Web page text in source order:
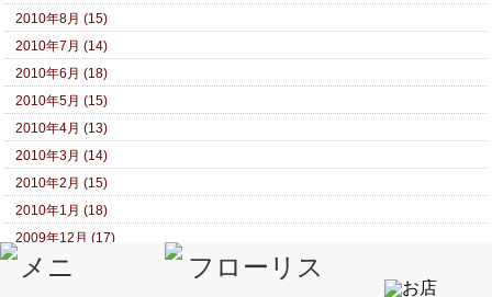
2010年8月 (15)
2010年7月 (14)
2010年6月 (18)
2010年5月 (15)
2010年4月 (13)
2010年3月 (14)
2010年2月 (15)
2010年1月 (18)
2009年12月 (17)
2009年11月 (16)